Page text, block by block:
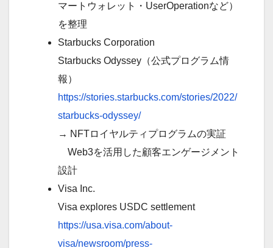
マートウォレット・UserOperationなど）
を整理
Starbucks Corporation
Starbucks Odyssey（公式プログラム情
報）
https://stories.starbucks.com/stories/2022/
starbucks-odyssey/
→ NFTロイヤルティプログラムの実証
Web3を活用した顧客エンゲージメント
設計
Visa Inc.
Visa explores USDC settlement
https://usa.visa.com/about-
visa/newsroom/press-